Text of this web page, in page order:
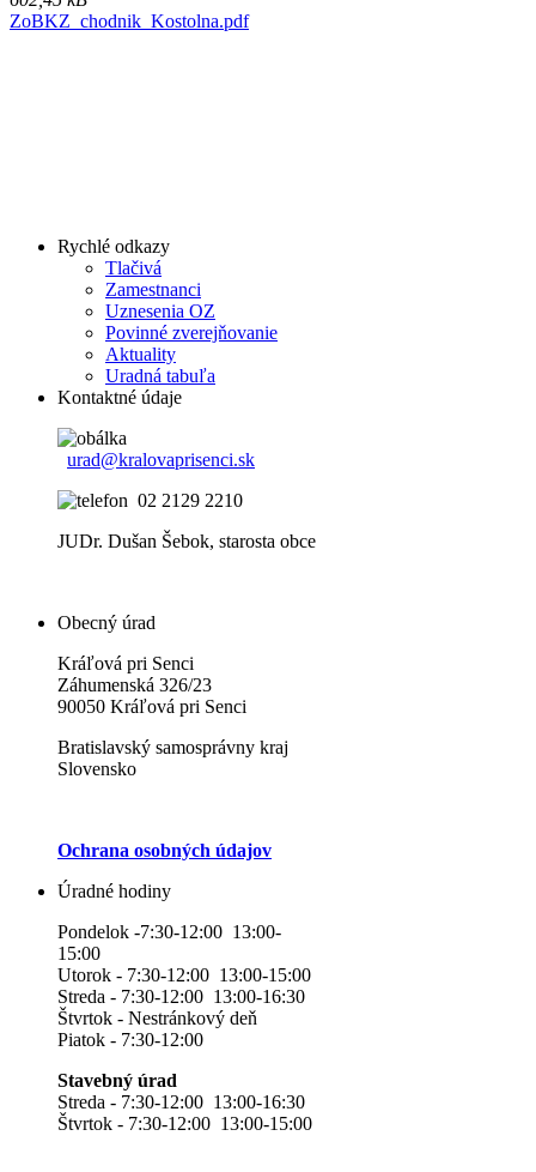
ZoBKZ_chodnik_Kostolna.pdf
Rychlé odkazy
Tlačivá
Zamestnanci
Uznesenia OZ
Povinné zverejňovanie
Aktuality
Uradná tabuľa
Kontaktné údaje
urad@kralovaprisenci.sk
02 2129 2210
JUDr. Dušan Šebok, starosta obce
Obecný úrad
Kráľová pri Senci
Záhumenská 326/23
90050 Kráľová pri Senci
Bratislavský samosprávny kraj
Slovensko
Ochrana osobných údajov
Úradné hodiny
Pondelok -7:30-12:00 13:00-
15:00
Utorok - 7:30-12:00 13:00-15:00
Streda - 7:30-12:00 13:00-16:30
Štvrtok - Nestránkový deň
Piatok - 7:30-12:00
Stavebný úrad
Streda - 7:30-12:00 13:00-16:30
Štvrtok - 7:30-12:00 13:00-15:00